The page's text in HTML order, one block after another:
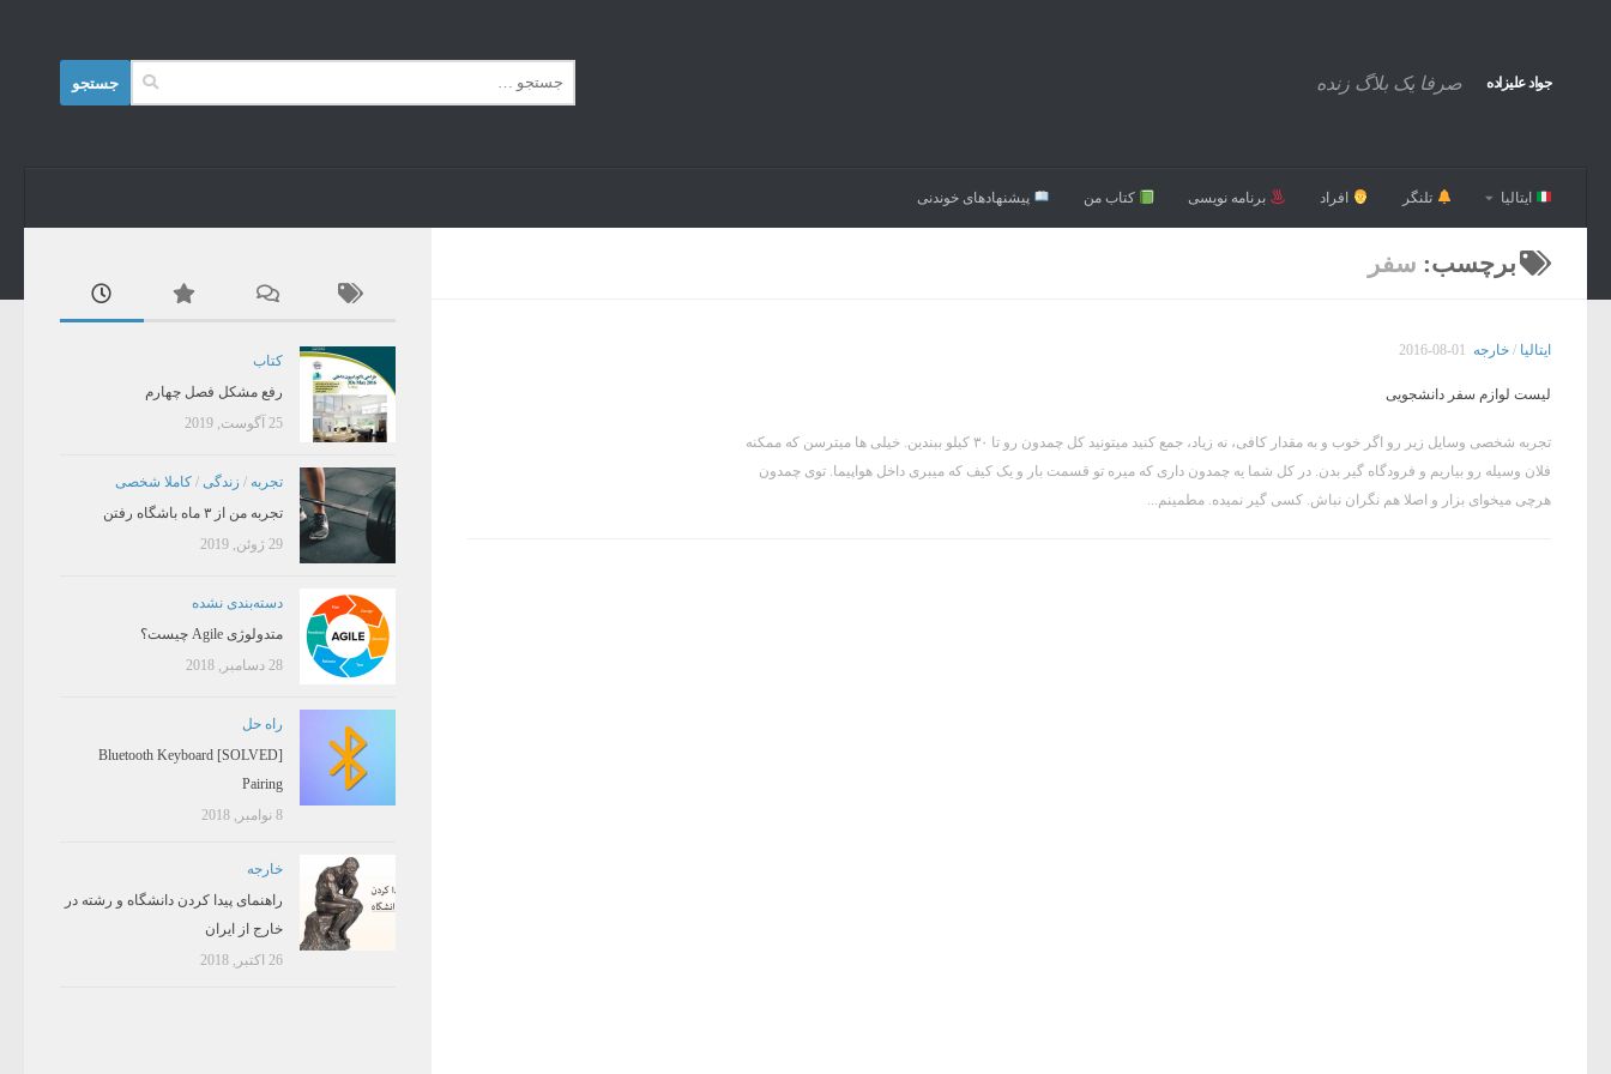
جواد علیزاده صرفا یک بلاگ زنده
برای:
ایتالیا تلنگر افراد برنامه نویسی کتاب من پیشنهاد‌های خوندنی
برچسب: سفر
ایتالیا / خارجه 2016-08-01
لیست لوازم سفر دانشجویی
تجربه شخصی وسایل زیر رو اگر خوب و به مقدار کافی، نه زیاد، جمع کنید میتونید کل چمدون رو تا ۳۰ کیلو ببندین. خیلی ها میترسن که ممکنه
فلان وسیله رو بیاریم و فرودگاه گیر بدن. در کل شما یه چمدون داری که میره تو قسمت بار و یک کیف که میبری داخل هواپیما. توی چمدون
هرچی میخوای بزار و اصلا هم نگران نباش. کسی گیر نمیده. مطمینم...
کتاب
رفع مشکل فصل چهارم
25 آگوست, 2019
تجربه / زندگی / کاملا شخصی
تجربه من از ۳ ماه باشگاه رفتن
29 ژوئن, 2019
دسته‌بندی نشده
متدولوژی Agile چیست؟
28 دسامبر, 2018
راه حل
[SOLVED] Bluetooth Keyboard
Pairing
8 نوامبر, 2018
خارجه
راهنمای پیدا کردن دانشگاه و رشته در
خارج از ایران
26 اکتبر, 2018